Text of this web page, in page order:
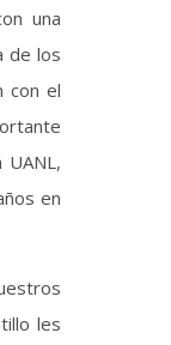
una
de los
con el
en
les